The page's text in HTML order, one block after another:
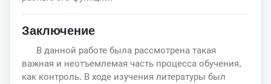
Заключение
В данной работе была рассмотрена такая
важная и неотъемлемая часть процесса обучения,
как контроль. В ходе изучения литературы был